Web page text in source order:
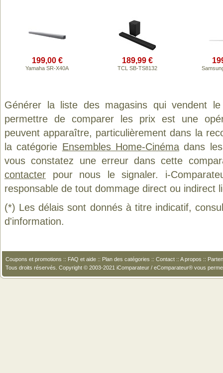
199,00 €
Yamaha SR-X40A
189,99 €
TCL SB-TS8132
Générer la liste des magasins qui vendent
permettre de comparer les prix est une
peuvent apparaître, particulièrement dans la
la catégorie Ensembles Home-Cinémadans les
vous constatez une erreur dans cette
contacter pour nous le signaler. i-
responsable de tout dommage direct ou indirect
(*) Les délais sont donnés à titre indicatif,
d'information.
Coupons et promotions :: FAQ et aide :: Plan des catégories :: Contact :: A propos ::
Tous droits réservés. Copyright © 2003-2021 iComparateur / eComparateur® vous